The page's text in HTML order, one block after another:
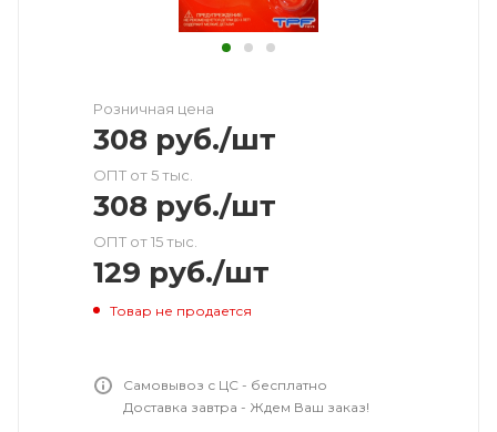
Розничная цена
308 руб./шт
ОПТ от 5 тыс.
308 руб./шт
ОПТ от 15 тыс.
129 руб./шт
Товар не продается
Самовывоз с ЦС - бесплатно
Доставка завтра - Ждем Ваш заказ!